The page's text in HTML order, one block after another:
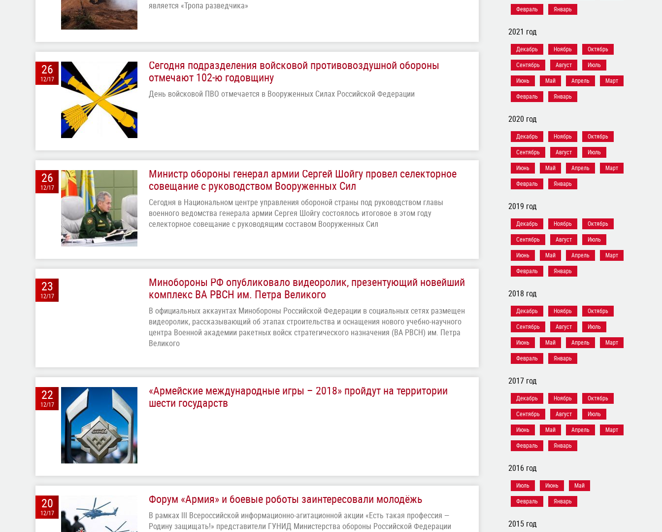
является «Тропа разведчика»
26
12/17
Сегодня подразделения войсковой противовоздушной обороны
отмечают 102-ю годовщину
День войсковой ПВО отмечается в Вооруженных Силах Российской Федерации
26
12/17
Министр обороны генерал армии Сергей Шойгу провел селекторное
совещание с руководством Вооруженных Сил
Сегодня в Национальном центре управления обороной страны под руководством главы
военного ведомства генерала армии Сергея Шойгу состоялось итоговое в этом году
селекторное совещание с руководящим составом Вооруженных Сил
23
12/17
Минобороны РФ опубликовало видеоролик, презентующий новейший
комплекс ВА РВСН им. Петра Великого
В официальных аккаунтах Минобороны Российской Федерации в социальных сетях размещен
видеоролик, рассказывающий об этапах строительства и оснащения нового учебно-научного
центра Военной академии ракетных войск стратегического назначения (ВА РВСН) им. Петра
Великого
22
12/17
«Армейские международные игры – 2018» пройдут на территории
шести государств
20
12/17
Форум «Армия» и боевые роботы заинтересовали молодёжь
В рамках III Всероссийской информационно-агитационной акции «Есть такая профессия —
Родину защищать!» представители ГУНИД Министерства обороны Российской Федерации
Февраль Январь
2021 год
Декабрь Ноябрь Октябрь
Сентябрь Август Июль
Июнь Май Апрель Март
Февраль Январь
2020 год
Декабрь Ноябрь Октябрь
Сентябрь Август Июль
Июнь Май Апрель Март
Февраль Январь
2019 год
Декабрь Ноябрь Октябрь
Сентябрь Август Июль
Июнь Май Апрель Март
Февраль Январь
2018 год
Декабрь Ноябрь Октябрь
Сентябрь Август Июль
Июнь Май Апрель Март
Февраль Январь
2017 год
Декабрь Ноябрь Октябрь
Сентябрь Август Июль
Июнь Май Апрель Март
Февраль Январь
2016 год
Июль Июнь Май
Февраль Январь
2015 год